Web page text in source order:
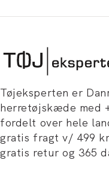
Tøjeksperten er
herretøjskæde med
fordelt over hele
gratis fragt v/ 499
gratis retur og 365